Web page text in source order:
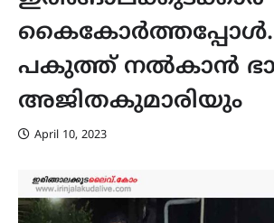
പകുത്ത് നൽകാൻ
അജിതകുമാരിയും
April 10, 2023